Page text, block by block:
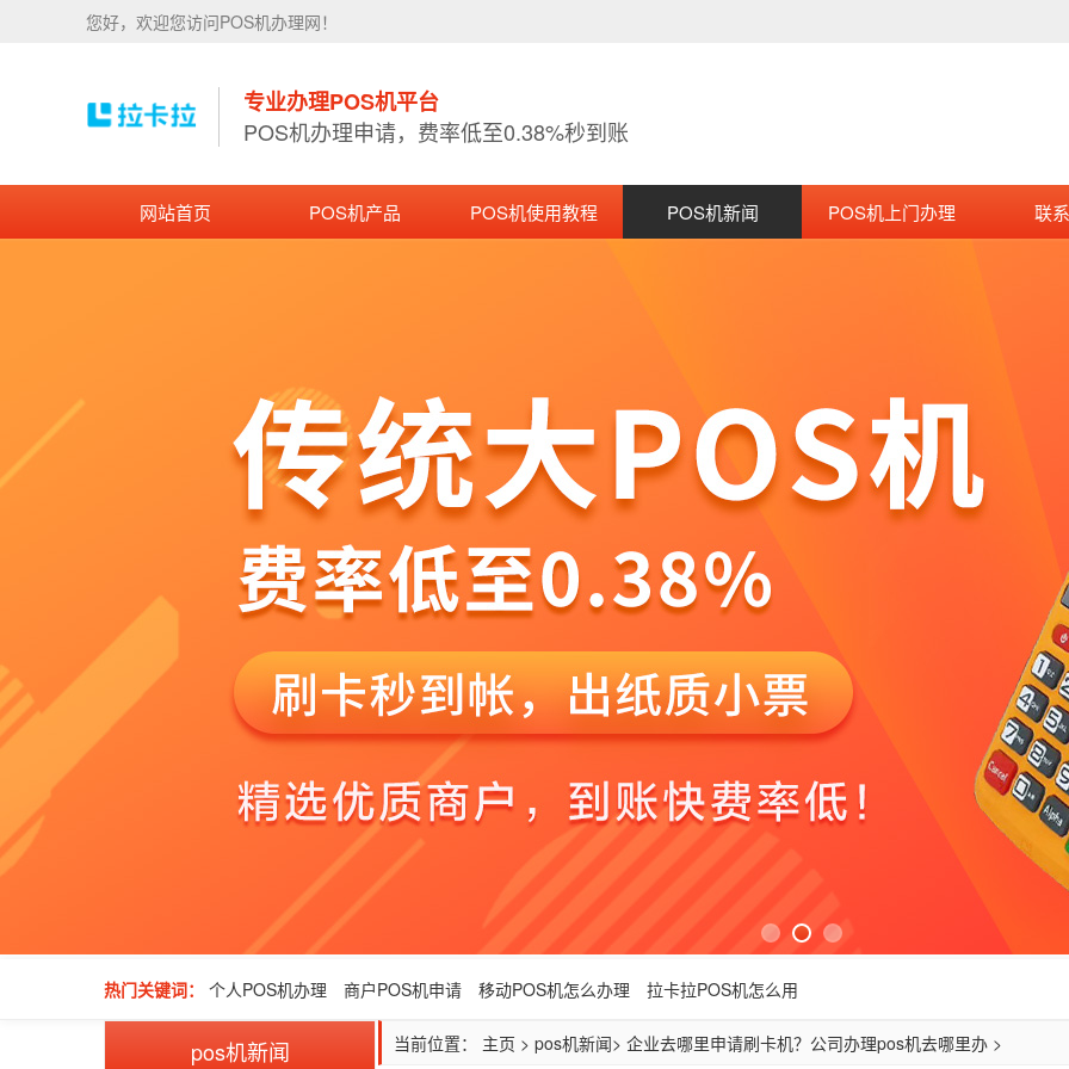
您好，欢迎您访问POS机办理网！
专业办理POS机平台
POS机办理申请，费率低至0.38%秒到账
网站首页 POS机产品 POS机使用教程 POS机新闻 POS机上门办理 联
热门关键词： 个人POS机办理 商户POS机申请 移动POS机怎么办理 拉卡拉POS机怎么用
pos机新闻 当前位置： 主页 > pos机新闻> 企业去哪里申请刷卡机？公司办理pos机去哪里办 >